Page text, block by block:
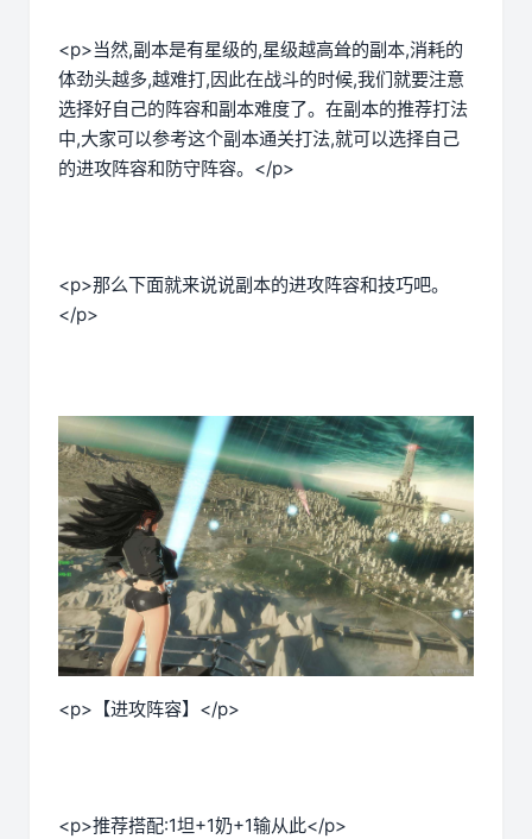
<p>当然,副本是有星级的,星级越高耸的副本,消耗的
体劲头越多,越难打,因此在战斗的时候,我们就要注意
选择好自己的阵容和副本难度了。在副本的推荐打法
中,大家可以参考这个副本通关打法,就可以选择自己
的进攻阵容和防守阵容。</p>
<p>那么下面就来说说副本的进攻阵容和技巧吧。
</p>
<p>【进攻阵容】</p>
<p>推荐搭配:1坦+1奶+1输从此</p>